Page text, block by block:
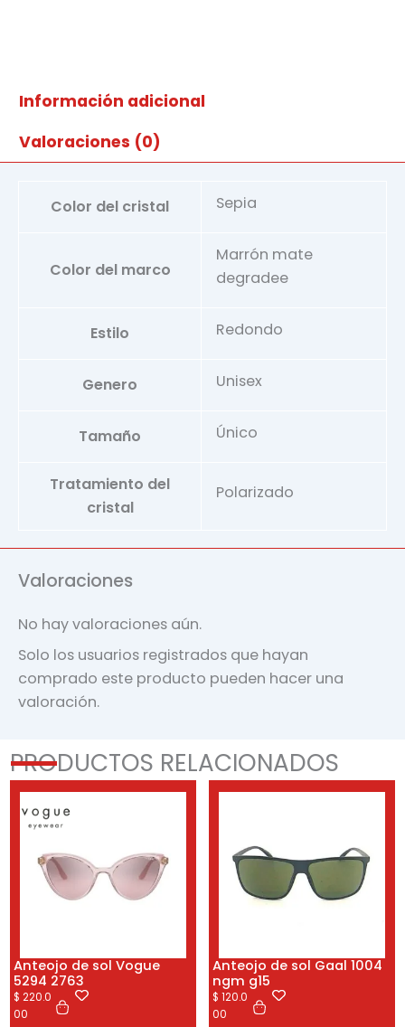
Información adicional
Valoraciones (0)
Color del cristal Sepia
Color del marco
Marrón mate
degradee
Estilo Redondo
Genero Unisex
Tamaño Único
Tratamiento del
cristal
Polarizado
Valoraciones
No hay valoraciones aún.
Solo los usuarios registrados que hayan
comprado este producto pueden hacer una
valoración.
PRODUCTOS RELACIONADOS
Anteojo de sol Vogue
5294 2763
$ 220.0
00
Anteojo de sol Gaal 1004
ngm g15
$ 120.0
00